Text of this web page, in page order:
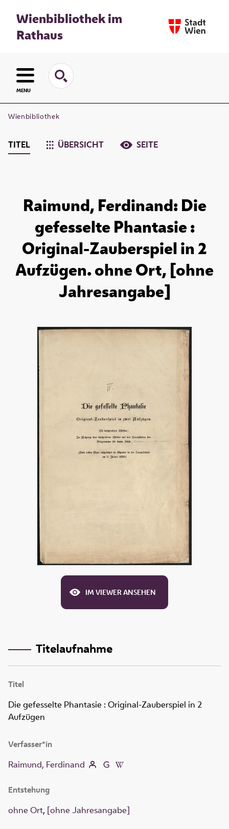
Wienbibliothek im
Rathaus
MENU
Wienbibliothek
TITEL ÜBERSICHT SEITE
Raimund, Ferdinand: Die
gefesselte Phantasie :
Original-Zauberspiel in 2
Aufzügen. ohne Ort, [ohne
Jahresangabe]
IM VIEWER ANSEHEN
Titelaufnahme
Titel
Die gefesselte Phantasie : Original-Zauberspiel in 2
Aufzügen
Verfasser*in
Raimund, Ferdinand
Entstehung
ohne Ort, [ohne Jahresangabe]